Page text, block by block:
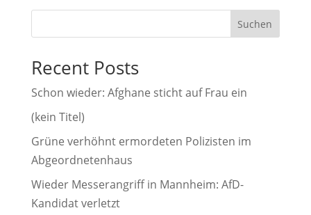
r
t
i
e
:
Suchen
Recent Posts
Schon wieder: Afghane sticht auf Frau ein
(kein Titel)
Grüne verhöhnt ermordeten Polizisten im
Abgeordnetenhaus
Wieder Messerangriff in Mannheim: AfD-
Kandidat verletzt